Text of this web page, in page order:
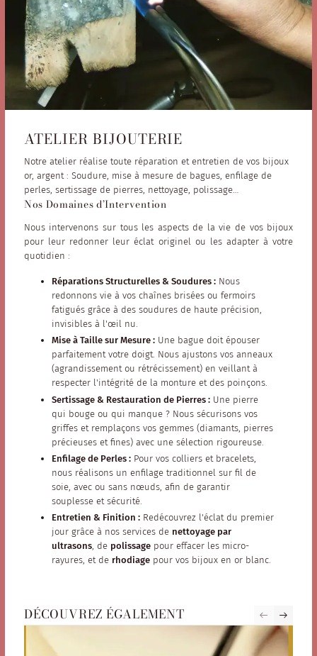
ATELIER BIJOUTERIE
Notre atelier réalise toute réparation et entretien de vos bijoux
or, argent : Soudure, mise à mesure de bagues, enfilage de
perles, sertissage de pierres, nettoyage, polissage…
Nos Domaines d’Intervention
Nous intervenons sur tous les aspects de la vie de vos bijoux
pour leur redonner leur éclat originel ou les adapter à votre
quotidien :
Réparations Structurelles & Soudures : Nous
redonnons vie à vos chaînes brisées ou fermoirs
fatigués grâce à des soudures de haute précision,
invisibles à l'œil nu.
Mise à Taille sur Mesure : Une bague doit épouser
parfaitement votre doigt. Nous ajustons vos anneaux
(agrandissement ou rétrécissement) en veillant à
respecter l'intégrité de la monture et des poinçons.
Sertissage & Restauration de Pierres : Une pierre
qui bouge ou qui manque ? Nous sécurisons vos
griffes et remplaçons vos gemmes (diamants, pierres
précieuses et fines) avec une sélection rigoureuse.
Enfilage de Perles : Pour vos colliers et bracelets,
nous réalisons un enfilage traditionnel sur fil de
soie, avec ou sans nœuds, afin de garantir
souplesse et sécurité.
Entretien & Finition : Redécouvrez l'éclat du premier
jour grâce à nos services de nettoyage par
ultrasons, de polissage pour effacer les micro-
rayures, et de rhodiage pour vos bijoux en or blanc.
DÉCOUVREZ ÉGALEMENT